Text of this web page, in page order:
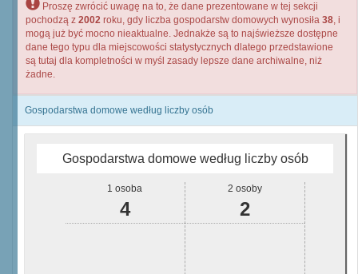
Proszę zwrócić uwagę na to, że dane prezentowane w tej sekcji
pochodzą z 2002 roku, gdy liczba gospodarstw domowych wynosiła 38, i
mogą już być mocno nieaktualne. Jednakże są to najświeższe dostępne
dane tego typu dla miejscowości statystycznych dlatego przedstawione
są tutaj dla kompletności w myśl zasady lepsze dane archiwalne, niż
żadne.
Gospodarstwa domowe według liczby osób
Gospodarstwa domowe według liczby osób
1 osoba
4
2 osoby
2